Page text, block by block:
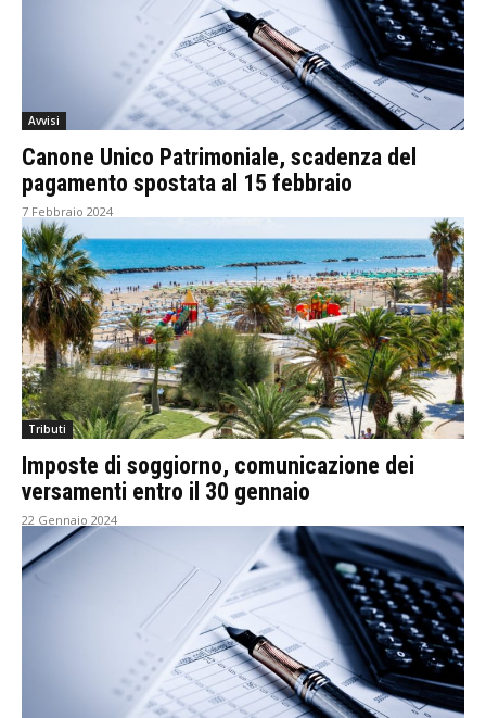
Avvisi
Canone Unico Patrimoniale, scadenza del
pagamento spostata al 15 febbraio
7 Febbraio 2024
Tributi
Imposte di soggiorno, comunicazione dei
versamenti entro il 30 gennaio
22 Gennaio 2024